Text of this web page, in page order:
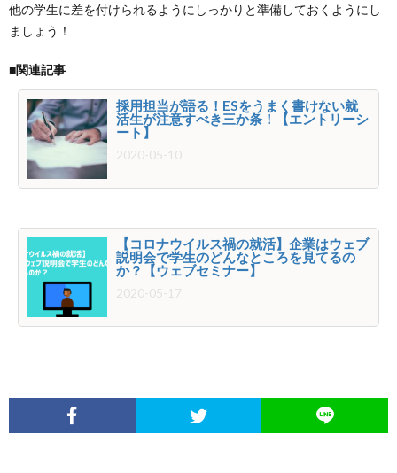
他の学生に差を付けられるようにしっかりと準備しておくようにし
ましょう！
■関連記事
採用担当が語る！ESをうまく書けない就
活生が注意すべき三か条！【エントリーシ
ート】
2020-05-10
【コロナウイルス禍の就活】企業はウェブ
説明会で学生のどんなところを見てるの
か？【ウェブセミナー】
2020-05-17